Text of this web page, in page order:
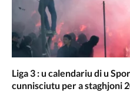
Liga 3 : u calendariu di u
cunnisciutu per a staghjoni